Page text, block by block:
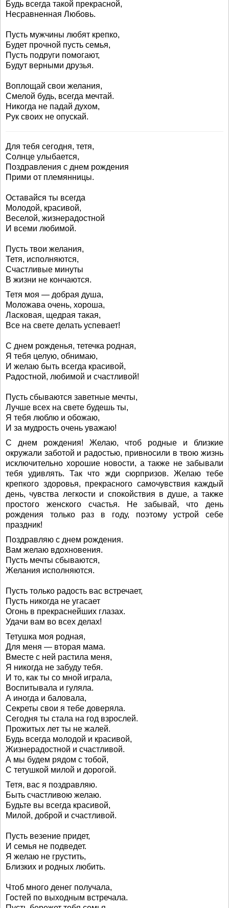
Будь всегда такой прекрасной,
Несравненная Любовь.
Пусть мужчины любят крепко,
Будет прочной пусть семья,
Пусть подруги помогают,
Будут верными друзья.
Воплощай свои желания,
Смелой будь, всегда мечтай.
Никогда не падай духом,
Рук своих не опускай.
Для тебя сегодня, тетя,
Солнце улыбается,
Поздравления с днем рождения
Прими от племянницы.
Оставайся ты всегда
Молодой, красивой,
Веселой, жизнерадостной
И всеми любимой.
Пусть твои желания,
Тетя, исполняются,
Счастливые минуты
В жизни не кончаются.
Тетя моя — добрая душа,
Моложава очень, хороша,
Ласковая, щедрая такая,
Все на свете делать успевает!
С днем рожденья, тетечка родная,
Я тебя целую, обнимаю,
И желаю быть всегда красивой,
Радостной, любимой и счастливой!
Пусть сбываются заветные мечты,
Лучше всех на свете будешь ты,
Я тебя люблю и обожаю,
И за мудрость очень уважаю!
С днем рождения! Желаю, чтоб родные и близкие
окружали заботой и радостью, привносили в твою жизнь
исключительно хорошие новости, а также не забывали
тебя удивлять. Так что жди сюрпризов. Желаю тебе
крепкого здоровья, прекрасного самочувствия каждый
день, чувства легкости и спокойствия в душе, а также
простого женского счастья. Не забывай, что день
рождения только раз в году, поэтому устрой себе
праздник!
Поздравляю с днем рождения.
Вам желаю вдохновения.
Пусть мечты сбываются,
Желания исполняются.
Пусть только радость вас встречает,
Пусть никогда не угасает
Огонь в прекраснейших глазах.
Удачи вам во всех делах!
Тетушка моя родная,
Для меня — вторая мама.
Вместе с ней растила меня,
Я никогда не забуду тебя.
И то, как ты со мной играла,
Воспитывала и гуляла.
А иногда и баловала,
Секреты свои я тебе доверяла.
Сегодня ты стала на год взрослей.
Прожитых лет ты не жалей.
Будь всегда молодой и красивой,
Жизнерадостной и счастливой.
А мы будем рядом с тобой,
С тетушкой милой и дорогой.
Тетя, вас я поздравляю.
Быть счастливою желаю.
Будьте вы всегда красивой,
Милой, доброй и счастливой.
Пусть везение придет,
И семья не подведет.
Я желаю не грустить,
Близких и родных любить.
Чтоб много денег получала,
Гостей по выходным встречала.